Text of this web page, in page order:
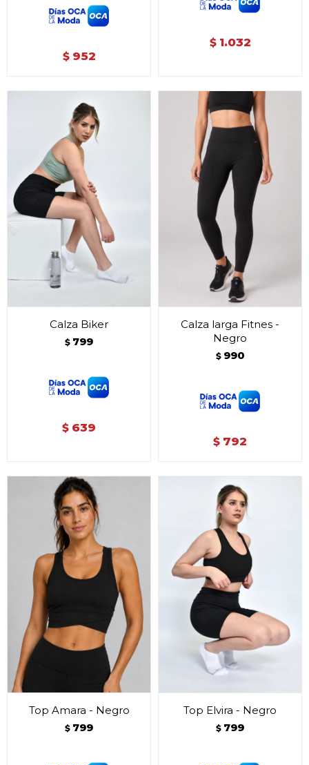
$ 952
$ 1.032
Calza Biker
$ 799
$ 639
Calza larga Fitnes -
Negro
$ 990
$ 792
Top Amara - Negro
$ 799
Top Elvira - Negro
$ 799